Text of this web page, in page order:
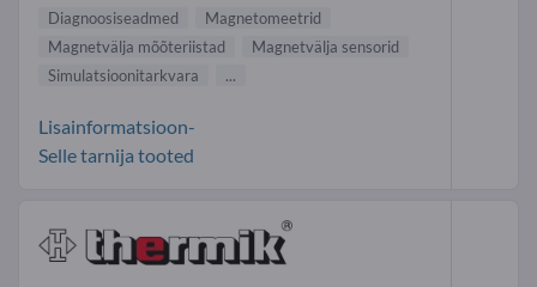
Diagnoosiseadmed
Magnetomeetrid
Magnetvälja mõõteriistad
Magnetvälja sensorid
Simulatsioonitarkvara
...
Lisainformatsioon-
Selle tarnija tooted